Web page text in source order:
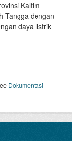
Kaltim
Tangga dengan
daya listrik
Dokumentasi